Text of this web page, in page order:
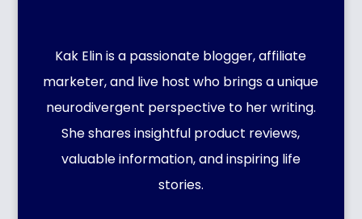
Kak Elin is a passionate blogger, affiliate
marketer, and live host who brings a unique
neurodivergent perspective to her writing.
She shares insightful product reviews,
valuable information, and inspiring life
stories.